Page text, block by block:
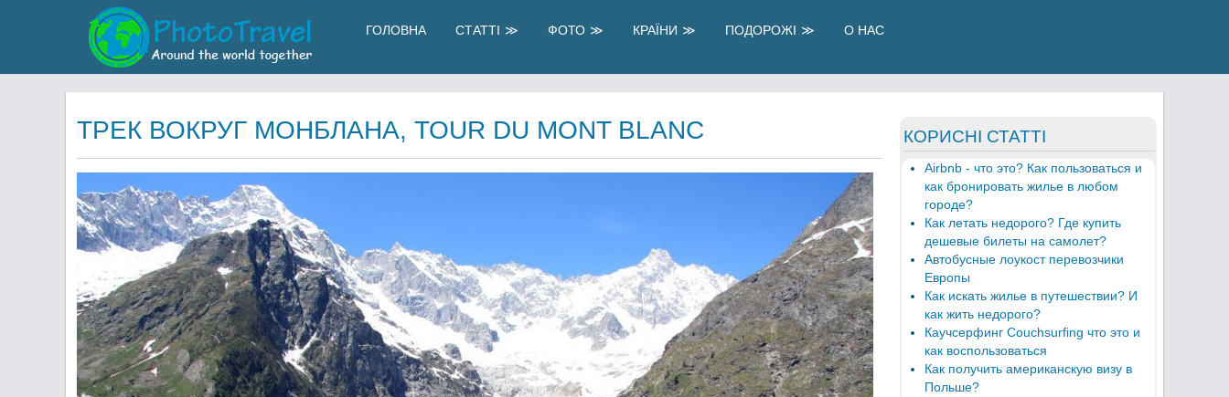
ГОЛОВНА СТАТТІ ФОТО КРАЇНИ ПОДОРОЖІ О НАС
ТРЕК ВОКРУГ МОНБЛАНА, TOUR DU MONT BLANC КОРИСНІ СТАТТІ
Airbnb - что это? Как пользоваться и
как бронировать жилье в любом
городе?
Как летать недорого? Где купить
дешевые билеты на самолет?
Автобусные лоукост перевозчики
Европы
Как искать жилье в путешествии? И
как жить недорого?
Каучсерфинг Couchsurfing что это и
как воспользоваться
Как получить американскую визу в
Польше?